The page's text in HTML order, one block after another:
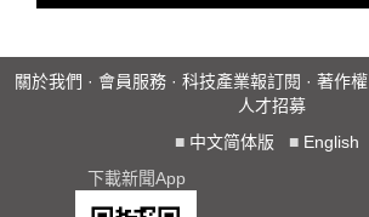
關於我們 · 會員服務 · 科技產業報訂閱 · 著作權
人才招募
■ 中文简体版 ■ English
下載新聞App